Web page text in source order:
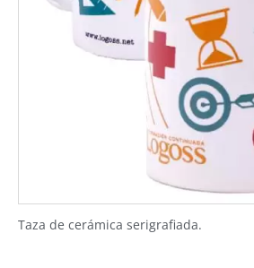
Taza de cerámica serigrafiada.